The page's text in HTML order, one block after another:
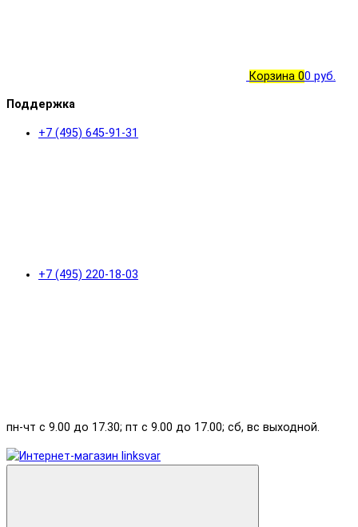
Корзина 00 руб.
Поддержка
+7 (495) 645-91-31
+7 (495) 220-18-03
пн-чт с 9.00 до 17.30; пт с 9.00 до 17.00; сб, вс выходной.